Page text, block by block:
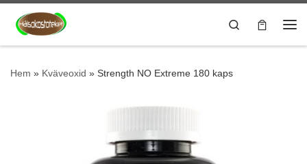
Hoppa till innehåll
Search
Hem » Kväveoxid » Strength NO Extreme 180 kaps